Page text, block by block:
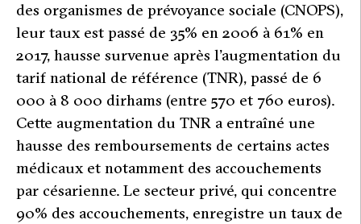
des organismes de prévoyance sociale (CNOPS),
leur taux est passé de 35% en 2006 à 61% en
2017, hausse survenue après l’augmentation du
tarif national de référence (TNR), passé de 6
000 à 8 000 dirhams (entre 570 et 760 euros).
Cette augmentation du TNR a entraîné une
hausse des remboursements de certains actes
médicaux et notamment des accouchements
par césarienne. Le secteur privé, qui concentre
90% des accouchements, enregistre un taux de